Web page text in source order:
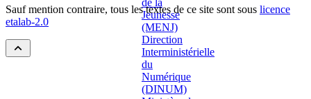
Sauf mention contraire, tous les textes de ce site sont sous licence
etalab-2.0